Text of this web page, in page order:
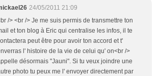
24/05/2011 21:09
/> <br /> Je me suis permis de transmettre ton
et ton blog à Eric qui centralise les infos, il te
peut être pour avoir ton accord et t'
l' histoire de la vie de celui qu' on<br />
désormais "Jauni". Si tu veux joindre une
photo tu peux me l' envoyer directement par